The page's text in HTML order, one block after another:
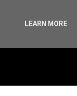
LEARN MORE